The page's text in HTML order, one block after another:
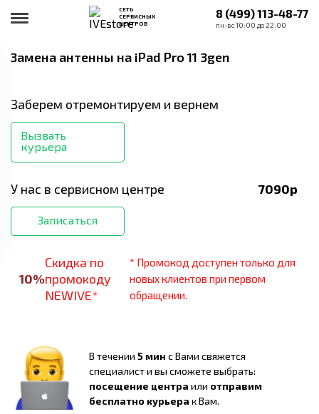
СЕТЬ
СЕРВИСНЫХ
ЦЕНТРОВ
8 (499) 113-48-77
пн-вс 10:00 до 22:00
Замена антенны на iPad Pro 11 3gen
Заберем отремонтируем и вернем
Вызвать
курьера
У нас в сервисном центре 7090р
Записаться
10%
Скидка по
промокоду
NEWIVE*
* Промокод доступен только для
новых клиентов при первом
обращении.
В течении 5 мин с Вами свяжется
специалист и вы сможете выбрать:
посещение центра или отправим
бесплатно курьера к Вам.